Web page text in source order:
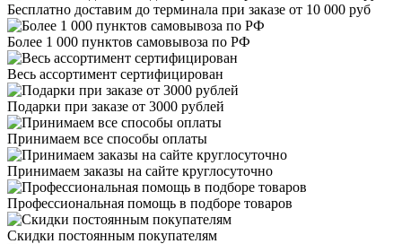
Бесплатно доставим до терминала при заказе от 10 000 руб
Более 1 000 пунктов самовывоза по РФ
Весь ассортимент сертифицирован
Подарки при заказе от 3000 рублей
Принимаем все способы оплаты
Принимаем заказы на сайте круглосуточно
Профессиональная помощь в подборе товаров
Скидки постоянным покупателям